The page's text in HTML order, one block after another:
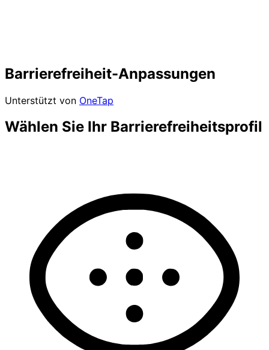
Barrierefreiheit-Anpassungen
Unterstützt von OneTap
Wählen Sie Ihr Barrierefreiheitsprofil